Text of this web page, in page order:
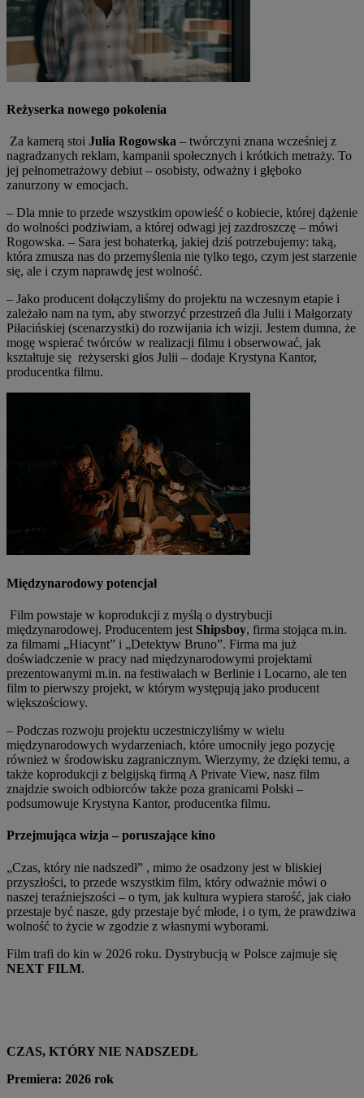
Reżyserka nowego pokolenia
Za kamerą stoi Julia Rogowska – twórczyni znana wcześniej z
nagradzanych reklam, kampanii społecznych i krótkich metraży. To
jej pełnometrażowy debiut – osobisty, odważny i głęboko
zanurzony w emocjach.
– Dla mnie to przede wszystkim opowieść o kobiecie, której dążenie
do wolności podziwiam, a której odwagi jej zazdroszczę – mówi
Rogowska. – Sara jest bohaterką, jakiej dziś potrzebujemy: taką,
która zmusza nas do przemyślenia nie tylko tego, czym jest starzenie
się, ale i czym naprawdę jest wolność.
– Jako producent dołączyliśmy do projektu na wczesnym etapie i
zależało nam na tym, aby stworzyć przestrzeń dla Julii i Małgorzaty
Piłacińskiej (scenarzystki) do rozwijania ich wizji. Jestem dumna, że
mogę wspierać twórców w realizacji filmu i obserwować, jak
kształtuje się reżyserski głos Julii – dodaje Krystyna Kantor,
producentka filmu.
Międzynarodowy potencjał
Film powstaje w koprodukcji z myślą o dystrybucji
międzynarodowej. Producentem jest Shipsboy, firma stojąca m.in.
za filmami „Hiacynt” i „Detektyw Bruno”. Firma ma już
doświadczenie w pracy nad międzynarodowymi projektami
prezentowanymi m.in. na festiwalach w Berlinie i Locarno, ale ten
film to pierwszy projekt, w którym występują jako producent
większościowy.
– Podczas rozwoju projektu uczestniczyliśmy w wielu
międzynarodowych wydarzeniach, które umocniły jego pozycję
również w środowisku zagranicznym. Wierzymy, że dzięki temu, a
także koprodukcji z belgijską firmą A Private View, nasz film
znajdzie swoich odbiorców także poza granicami Polski –
podsumowuje Krystyna Kantor, producentka filmu.
Przejmująca wizja – poruszające kino
„Czas, który nie nadszedł” , mimo że osadzony jest w bliskiej
przyszłości, to przede wszystkim film, który odważnie mówi o
naszej teraźniejszości – o tym, jak kultura wypiera starość, jak ciało
przestaje być nasze, gdy przestaje być młode, i o tym, że prawdziwa
wolność to życie w zgodzie z własnymi wyborami.
Film trafi do kin w 2026 roku. Dystrybucją w Polsce zajmuje się
NEXT FILM.
CZAS, KTÓRY NIE NADSZEDŁ
Premiera: 2026 rok